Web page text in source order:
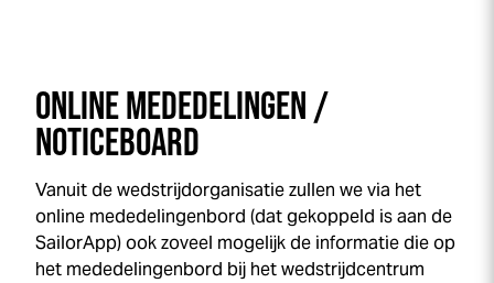
ONLINE MEDEDELINGEN /
NOTICEBOARD
Vanuit de wedstrijdorganisatie zullen we via het
online mededelingenbord (dat gekoppeld is aan de
SailorApp) ook zoveel mogelijk de informatie die op
het mededelingenbord bij het wedstrijdcentrum